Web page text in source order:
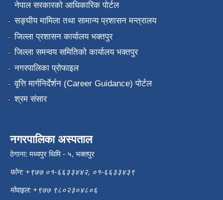
नेपाल सरकारको आधिकारिक पोर्टल
सङ्‍घीय मामिला तथा सामान्य प्रशासन मन्त्रालय
जिल्ला प्रशासन कार्यालय भक्तपुर
जिल्ला समन्वय समितिको कार्यालय भक्तपुर
नगरपालिका प्रोफाइल
वृत्ति मार्गनिर्देर्शन (Career Guidance) पोर्टल
श्रम संसार
नगरपालिका अस्पताल
ठेगाना: मध्यपुर थिमि - ५, भक्तपुर
फोन: +९७७ ०१-६६३३४४२, ०१-६६३३४३९
मोवाइल: +९७७ ९८०२३०४८०६